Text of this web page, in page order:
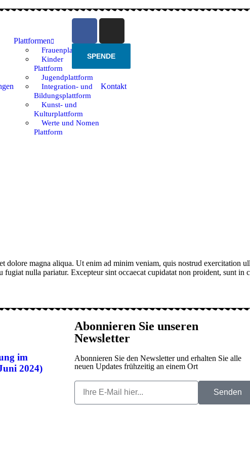
Plattformen
Frauenplattform
Kinder
Plattform
Jugendplattform
Integration- und
Bildungsplattform
Kunst- und
Kulturplattform
Werte und Nomen
Plattform
Kontakt
SPENDE
magna aliqua. Ut enim ad minim veniam, quis nostrud exercitation
nulla pariatur. Excepteur sint occaecat cupidatat non proident, sunt
im
2024)
Abonnieren Sie unseren
Newsletter
Abonnieren Sie den Newsletter und erhalten Sie alle
neuen Updates frühzeitig an einem Ort
Senden